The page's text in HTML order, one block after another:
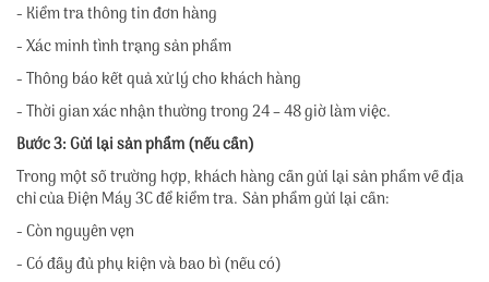
- Kiểm tra thông tin đơn hàng
- Xác minh tình trạng sản phẩm
- Thông báo kết quả xử lý cho khách hàng
- Thời gian xác nhận thường trong 24 – 48 giờ làm việc.
Bước 3: Gửi lại sản phẩm (nếu cần)
Trong một số trường hợp, khách hàng cần gửi lại sản phẩm về địa
chỉ của Điện Máy 3C để kiểm tra. Sản phẩm gửi lại cần:
- Còn nguyên vẹn
- Có đầy đủ phụ kiện và bao bì (nếu có)